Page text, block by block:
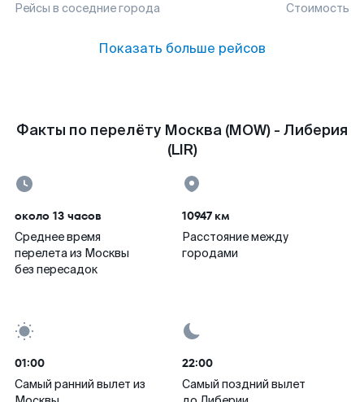
Рейсы в соседние города Стоимость
Показать больше рейсов
Факты по перелёту Москва (MOW) - Либерия
(LIR)
около 13 часов
Среднее время
перелета из Москвы
без пересадок
10947 км
Расстояние между
городами
01:00
Самый ранний вылет из
22:00
Самый поздний вылет